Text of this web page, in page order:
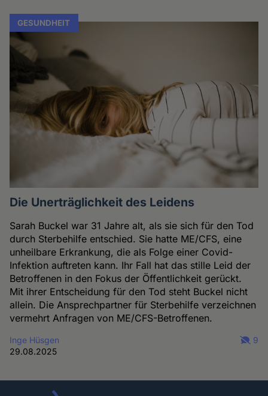
GESUNDHEIT
Die Unerträglichkeit des Leidens
Sarah Buckel war 31 Jahre alt, als sie sich für den Tod
durch Sterbehilfe entschied. Sie hatte ME/CFS, eine
unheilbare Erkrankung, die als Folge einer Covid-
Infektion auftreten kann. Ihr Fall hat das stille Leid der
Betroffenen in den Fokus der Öffentlichkeit gerückt.
Mit ihrer Entscheidung für den Tod steht Buckel nicht
allein. Die Ansprechpartner für Sterbehilfe verzeichnen
vermehrt Anfragen von ME/CFS-Betroffenen.
Inge Hüsgen
29.08.2025
9